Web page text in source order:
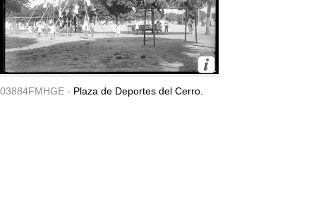
03884FMHGE - Plaza de Deportes del Cerro.